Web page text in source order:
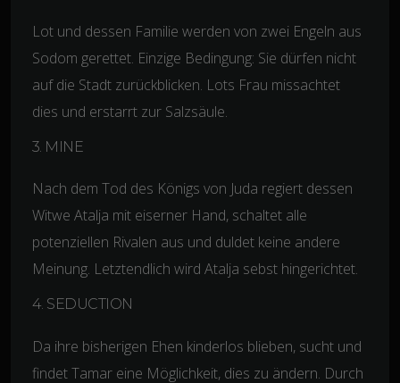
Lot und dessen Familie werden von zwei Engeln aus
Sodom gerettet. Einzige Bedingung: Sie dürfen nicht
auf die Stadt zurückblicken. Lots Frau missachtet
dies und erstarrt zur Salzsäule.
3. MINE
Nach dem Tod des Königs von Juda regiert dessen
Witwe Atalja mit eiserner Hand, schaltet alle
potenziellen Rivalen aus und duldet keine andere
Meinung. Letztendlich wird Atalja sebst hingerichtet.
4. SEDUCTION
Da ihre bisherigen Ehen kinderlos blieben, sucht und
findet Tamar eine Möglichkeit, dies zu ändern. Durch